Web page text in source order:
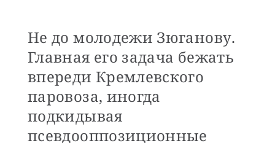
Не до молодежи Зюганову.
Главная его задача бежать
впереди Кремлевского
паровоза, иногда
подкидывая
псевдооппозиционные